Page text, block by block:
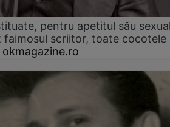
pentru apetitul său
faimosul scriitor, toate cocotele
okmagazine.ro